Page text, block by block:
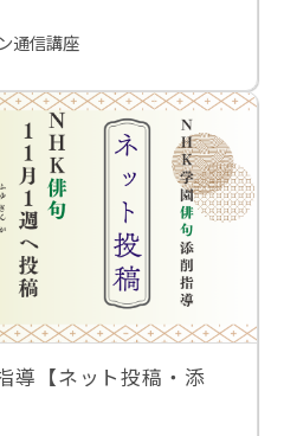
通信講座
導【ネット投稿・添